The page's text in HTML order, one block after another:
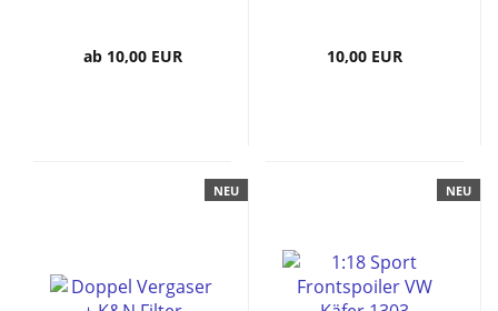
ab 10,00 EUR 10,00 EUR
NEU NEU